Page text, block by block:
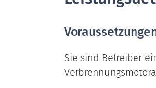
Sie sind Betreiber